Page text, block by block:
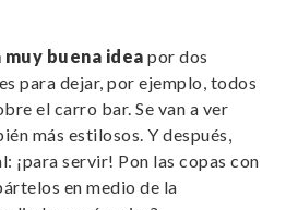
muy buena idea por dos
para dejar, por ejemplo, todos
el carro bar. Se van a ver
más estilosos. Y después,
¡para servir! Pon las copas con
en medio de la